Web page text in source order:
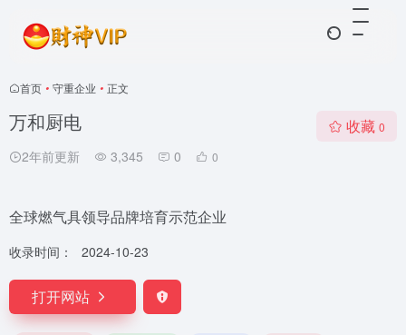
首页 • 守重企业 • 正文
万和厨电
2年前更新 3,345 0 0
收藏 0
全球燃气具领导品牌培育示范企业
收录时间： 2024-10-23
打开网站